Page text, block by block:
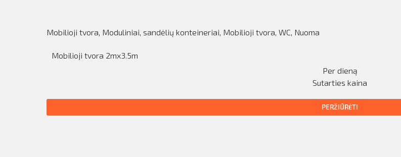
Mobilioji tvora, Moduliniai, sandėlių konteineriai, Mobilioji tvora, WC, Nuoma
Mobilioji tvora 2mx3.5m
Per dieną
Sutarties kaina
PERŽIŪRĖTI